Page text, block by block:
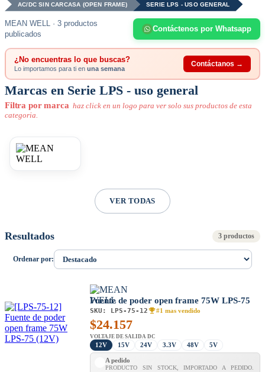
AC/DC SIN CARCASA (OPEN FRAME) SERIE LPS - USO GENERAL
MEAN WELL · 3 productos
publicados
Contáctenos por Whatsapp
¿No encuentras lo que buscas?
Lo importamos para ti en una semana
Contáctanos →
Marcas en Serie LPS - uso general
Filtra por marca haz click en un logo para ver solo sus productos de esta
categoria.
VER TODAS
Resultados 3 productos
Ordenar por:
Fuente de poder open frame 75W LPS-75
SKU: LPS-75-12 #1 mas vendido
$24.157
VOLTAJE DE SALIDA DC
12V 15V 24V 3.3V 48V 5V
A pedido
PRODUCTO SIN STOCK, IMPORTADO A PEDIDO.